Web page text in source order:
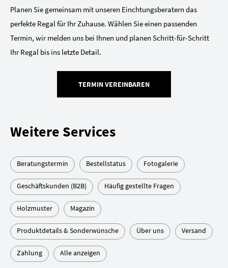
Planen Sie gemeinsam mit unseren Einchtungsberatern das
perfekte Regal für Ihr Zuhause. Wählen Sie einen passenden
Termin, wir melden uns bei Ihnen und planen Schritt-für-Schritt
Ihr Regal bis ins letzte Detail.
TERMIN VEREINBAREN
Weitere Services
Beratungstermin Bestellstatus Fotogalerie
Geschäftskunden (B2B) Häufig gestellte Fragen
Holzmuster Magazin
Produktdetails & Sonderwünsche Über uns Versand
Zahlung Alle anzeigen